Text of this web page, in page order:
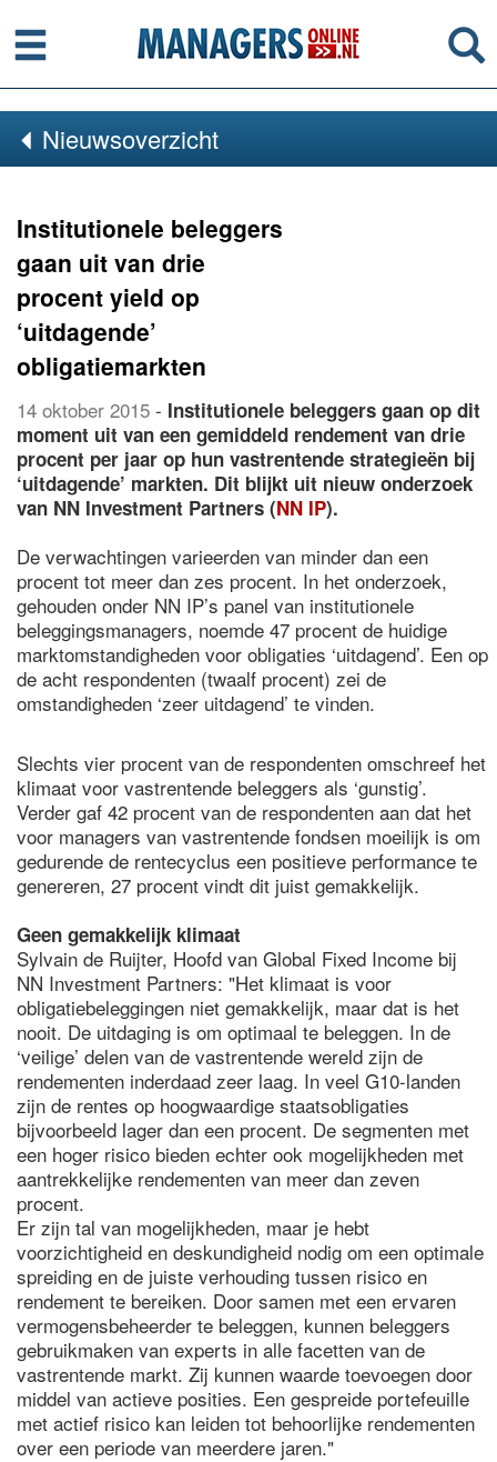
Menu
Nieuwsoverzicht
Institutionele beleggers
gaan uit van drie
procent yield op
‘uitdagende’
obligatiemarkten
14 oktober 2015 - Institutionele beleggers gaan op dit
moment uit van een gemiddeld rendement van drie
procent per jaar op hun vastrentende strategieën bij
‘uitdagende’ markten. Dit blijkt uit nieuw onderzoek
van NN Investment Partners (NN IP).
De verwachtingen varieerden van minder dan een
procent tot meer dan zes procent. In het onderzoek,
gehouden onder NN IP’s panel van institutionele
beleggingsmanagers, noemde 47 procent de huidige
marktomstandigheden voor obligaties ‘uitdagend’. Een op
de acht respondenten (twaalf procent) zei de
omstandigheden ‘zeer uitdagend’ te vinden.
Slechts vier procent van de respondenten omschreef het
klimaat voor vastrentende beleggers als ‘gunstig’.
Verder gaf 42 procent van de respondenten aan dat het
voor managers van vastrentende fondsen moeilijk is om
gedurende de rentecyclus een positieve performance te
genereren, 27 procent vindt dit juist gemakkelijk.
Geen gemakkelijk klimaat
Sylvain de Ruijter, Hoofd van Global Fixed Income bij
NN Investment Partners: "Het klimaat is voor
obligatiebeleggingen niet gemakkelijk, maar dat is het
nooit. De uitdaging is om optimaal te beleggen. In de
‘veilige’ delen van de vastrentende wereld zijn de
rendementen inderdaad zeer laag. In veel G10-landen
zijn de rentes op hoogwaardige staatsobligaties
bijvoorbeeld lager dan een procent. De segmenten met
een hoger risico bieden echter ook mogelijkheden met
aantrekkelijke rendementen van meer dan zeven
procent.
Er zijn tal van mogelijkheden, maar je hebt
voorzichtigheid en deskundigheid nodig om een optimale
spreiding en de juiste verhouding tussen risico en
rendement te bereiken. Door samen met een ervaren
vermogensbeheerder te beleggen, kunnen beleggers
gebruikmaken van experts in alle facetten van de
vastrentende markt. Zij kunnen waarde toevoegen door
middel van actieve posities. Een gespreide portefeuille
met actief risico kan leiden tot behoorlijke rendementen
over een periode van meerdere jaren."